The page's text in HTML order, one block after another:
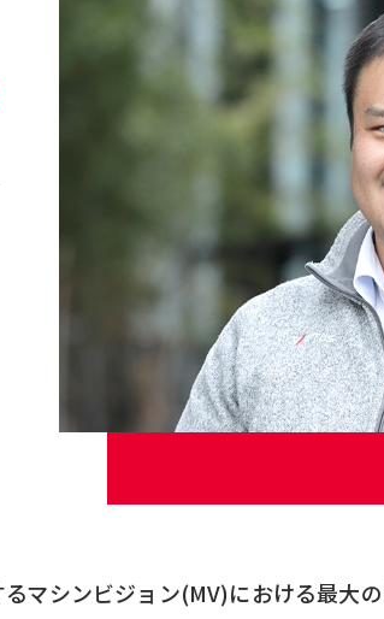
マシンビジョン(MV)における最大の